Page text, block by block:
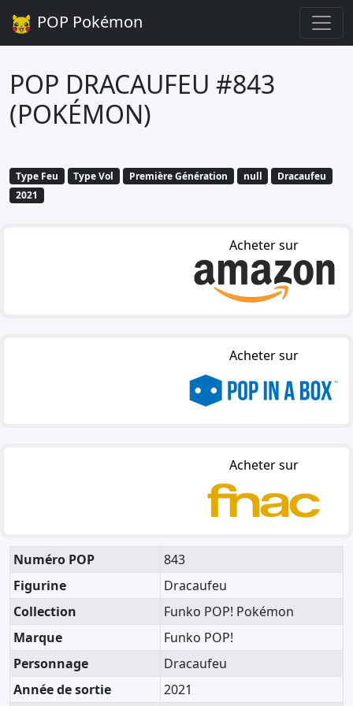
POP Pokémon
POP DRACAUFEU #843
(POKÉMON)
Type Feu Type Vol Première Génération null
Dracaufeu
2021
Acheter sur
Acheter sur
Acheter sur
Numéro POP
843
Figurine
Dracaufeu
Collection
Funko POP! Pokémon
Marque
Funko POP!
Personnage
Dracaufeu
Année de sortie
2021